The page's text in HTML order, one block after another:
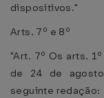
dispositivos."
Arts. 7º e 8º
"Art. 7º Os arts.
de 24 de
seguinte redação: